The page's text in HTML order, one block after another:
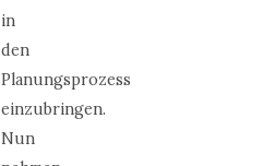
in
den
Planungsprozess
einzubringen.
Nun